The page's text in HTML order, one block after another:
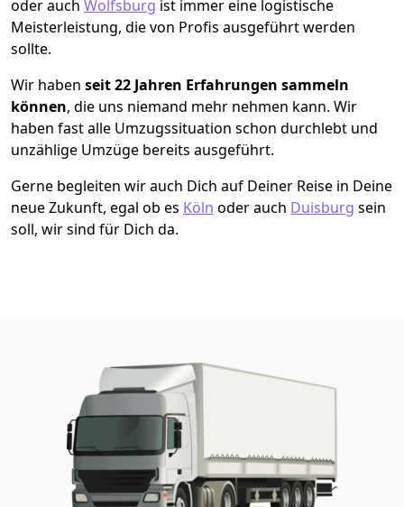
oder auch Wolfsburg ist immer eine logistische
Meisterleistung, die von Profis ausgeführt werden
sollte.
Wir haben seit22 Jahren Erfahrungen sammeln
können, die uns niemand mehr nehmen kann. Wir
haben fast alle Umzugssituation schon durchlebt und
unzählige Umzüge bereits ausgeführt.
Gerne begleiten wir auch Dich auf Deiner Reise in Deine
neue Zukunft, egal ob es Köln oder auch Duisburg sein
soll, wir sind für Dich da.